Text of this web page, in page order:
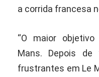
a corrida francesa
“O maior
Mans. Depois
frustrantes em Le